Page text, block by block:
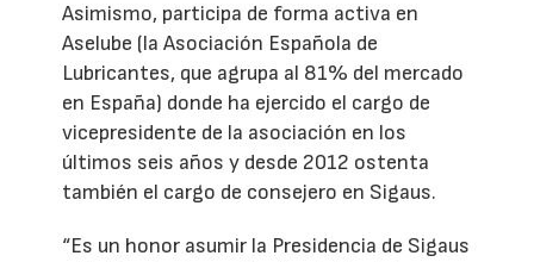
Asimismo, participa de forma activa en
Aselube (la Asociación Española de
Lubricantes, que agrupa al 81% del mercado
en España) donde ha ejercido el cargo de
vicepresidente de la asociación en los
últimos seis años y desde 2012 ostenta
también el cargo de consejero en Sigaus.
“Es un honor asumir la Presidencia de Sigaus